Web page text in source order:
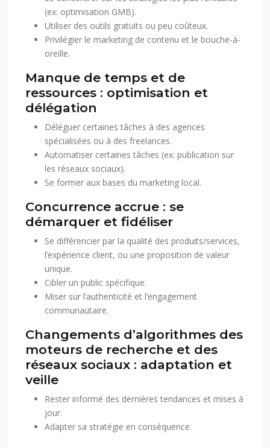
(ex: optimisation GMB).
Utiliser des outils gratuits ou peu coûteux.
Privilégier le marketing de contenu et le bouche-à-
oreille.
Manque de temps et de
ressources : optimisation et
délégation
Déléguer certaines tâches à des agences
spécialisées ou à des freelances.
Automatiser certaines tâches (ex: publication sur
les réseaux sociaux).
Se former aux bases du marketing local.
Concurrence accrue : se
démarquer et fidéliser
Se différencier par la qualité des produits/services,
l’expérience client, ou une proposition de valeur
unique.
Cibler un public spécifique.
Miser sur l’authenticité et l’engagement
communautaire.
Changements d’algorithmes des
moteurs de recherche et des
réseaux sociaux : adaptation et
veille
Rester informé des dernières tendances et mises à
jour.
Adapter sa stratégie en conséquence.